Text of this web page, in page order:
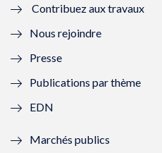
l
l
f
n
e
e
Contribuez aux travaux
Nous rejoindre
Presse
Publications par thème
EDN
Marchés publics